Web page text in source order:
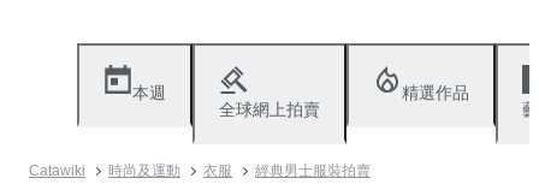
本週
全球網上拍賣
精選作品
Catawiki 時尚及運動 衣服 經典男士服裝拍賣